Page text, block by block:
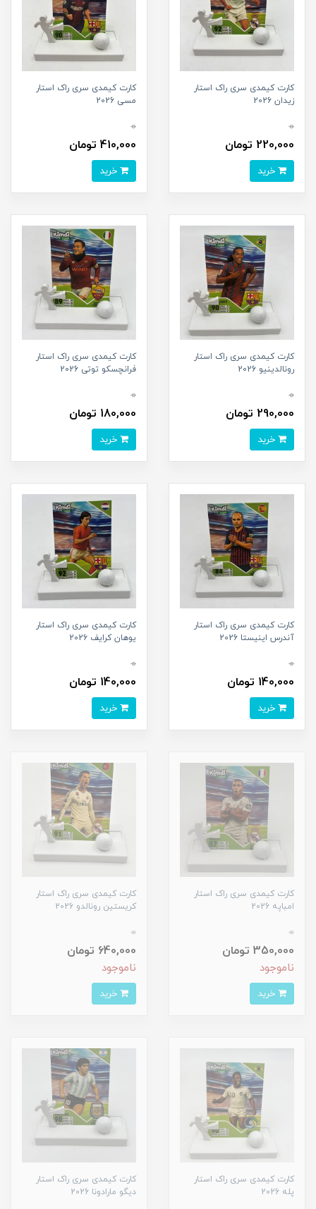
کارت کیمدی سری راک استار
زیدان 2026
0
220,000 تومان
کارت کیمدی سری راک استار
مسی 2026
0
410,000 تومان
کارت کیمدی سری راک استار
رونالدینیو 2026
0
290,000 تومان
کارت کیمدی سری راک استار
فرانچسکو توتی 2026
0
180,000 تومان
کارت کیمدی سری راک استار
آندرس اینیستا 2026
0
140,000 تومان
کارت کیمدی سری راک استار
یوهان کرایف 2026
0
140,000 تومان
کارت کیمدی سری راک استار
امباپه 2026
0
350,000 تومان
ناموجود
کارت کیمدی سری راک استار
کریستین رونالدو 2026
0
640,000 تومان
ناموجود
کارت کیمدی سری راک استار
پله 2026
کارت کیمدی سری راک استار
دیگو مارادونا 2026